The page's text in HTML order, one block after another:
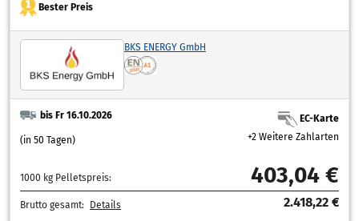
Bester Preis
BKS ENERGY GmbH
bis Fr 16.10.2026
(in 50 Tagen)
EC-Karte
+2 Weitere Zahlarten
1000 kg Pelletspreis: 403,04 €
Brutto gesamt: Details 2.418,22 €